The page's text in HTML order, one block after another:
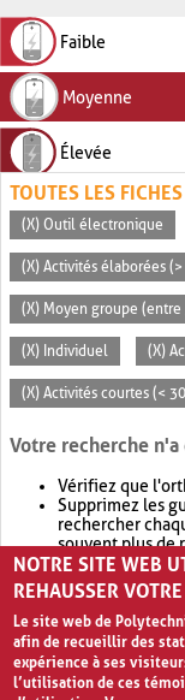
Faible
Moyenne
Élevée
TOUTES LES
(X) Outil électronique
(X) Activités élaborées
(X) Moyen groupe
(X) Individuel (X)
(X) Activités courtes (<
Votre recherche
Vérifiez que
Supprimez les
rechercher
souvent plus de
Envisagez
retournera
NOTRE SITE WEB
REHAUSSER
Le site web de
afin de recueillir des
expérience à ses
l’utilisation de ces